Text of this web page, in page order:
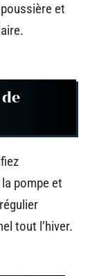
et
pompe et
tout l’hiver.